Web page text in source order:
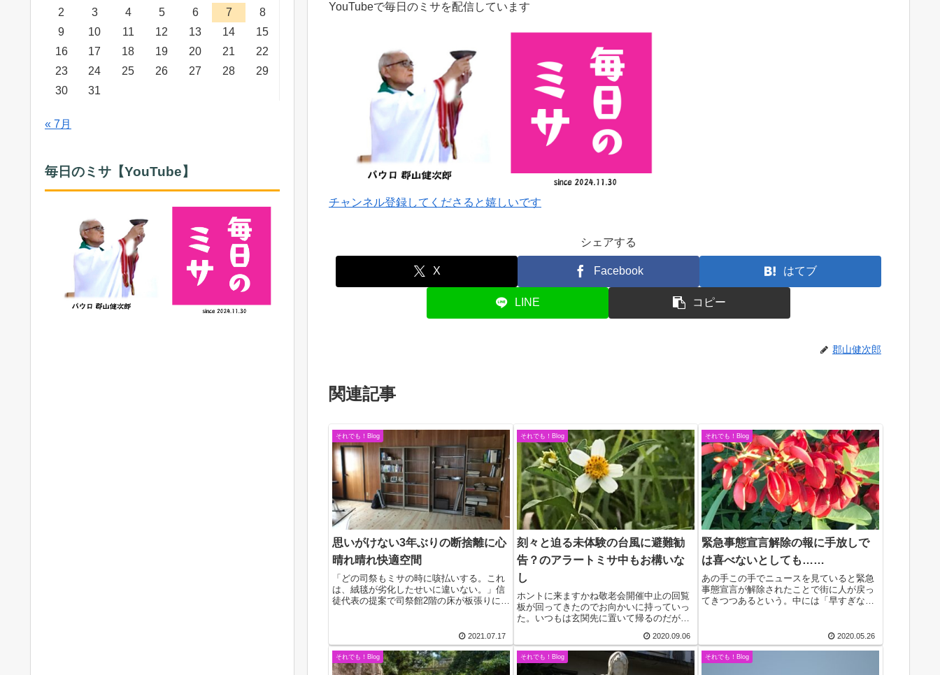
YouTubeで毎日のミサを配信しています
チャンネル登録してくださると嬉しいです
シェアする
X Facebook はてブ
LINE コピー
郡山健次郎
関連記事
それでも！Blog
思いがけない3年ぶりの断捨離に心
晴れ晴れ快適空間
「どの司祭もミサの時に咳払いする。これ
は、絨毯が劣化したせいに違いない。」信
徒代表の提案で司祭館2階の床が板張りに変
めてため息が出た。ふと、3年前、司教館を
引き払う...
2021.07.17
それでも！Blog
刻々と迫る未体験の台風に避難勧
告？のアラートミサ中もお構いな
し
ホントに来ますかね敬老会開催中止の回覧
板が回ってきたのでお向かいに持っていっ
た。いつもは玄関先に置いて帰るのだが、
が出来た。別れ際「台風期をつけて下さい
ね」と言ったら、「ホントに来ますかね」
とのんきな言...
2020.09.06
それでも！Blog
緊急事態宣言解除の報に手放しで
は喜べないとしても……
あの手この手でニュースを見ていると緊急
事態宣言が解除されたことで街に人が戻っ
てきつつあるという。中には「早すぎない
「80％は不安で喜びは20％」というある店
主の感想が印...
2020.05.26
それでも！Blog それでも！Blog それでも！Blog
2
3 4 5 6 7
8
9
10 11 12 13 14
15
16
17 18 19 20 21
22
23
24 25 26 27 28
29
30
31
« 7月
毎日のミサ【YouTube】